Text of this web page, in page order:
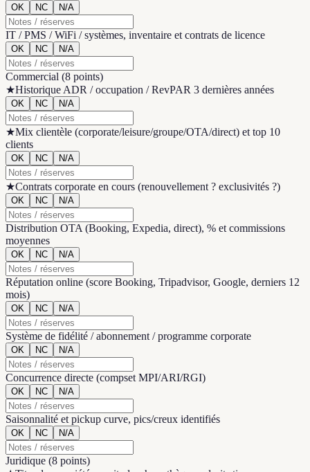
OK NC N/A
IT / PMS / WiFi / systèmes, inventaire et contrats de licence
OK NC N/A
Commercial (8 points)
★Historique ADR / occupation / RevPAR 3 dernières années
OK NC N/A
★Mix clientèle (corporate/leisure/groupe/OTA/direct) et top 10
clients
OK NC N/A
★Contrats corporate en cours (renouvellement ? exclusivités ?)
OK NC N/A
Distribution OTA (Booking, Expedia, direct), % et commissions
moyennes
OK NC N/A
Réputation online (score Booking, Tripadvisor, Google, derniers 12
mois)
OK NC N/A
Système de fidélité / abonnement / programme corporate
OK NC N/A
Concurrence directe (compset MPI/ARI/RGI)
OK NC N/A
Saisonnalité et pickup curve, pics/creux identifiés
OK NC N/A
Juridique (8 points)